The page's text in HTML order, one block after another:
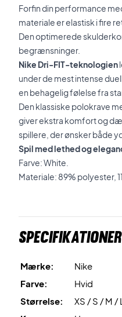
Forfin din performance
materiale er elastisk i fire
Den optimerede
begrænsninger.
Nike Dri-FIT-teknologien
under de mest intense
en behagelig følelse fra
Den klassiske polokrave
giver ekstra komfort og
spillere, der ønsker både
Spil med lethed og
Farve: White.
Materiale: 89% polyester,
Specifikationer
Mærke:
Nike
Farve:
Hvid
Størrelse:
XS / S / M /